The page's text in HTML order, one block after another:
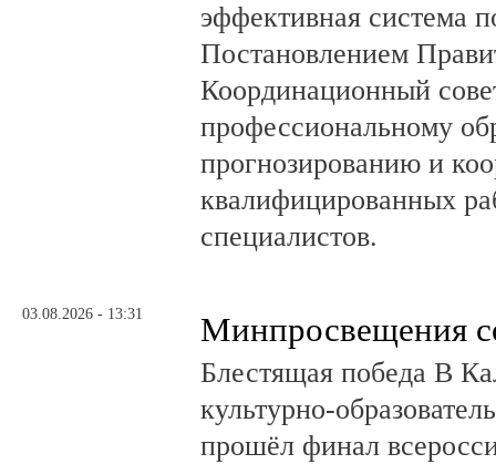
эффективная система
Постановлением
Координационный
профессиональному
прогнозированию и
квалифицированных
специалистов.
03.08.2026 - 13:31 Минпросвещения
Блестящая победа В
культурно-
прошёл финал